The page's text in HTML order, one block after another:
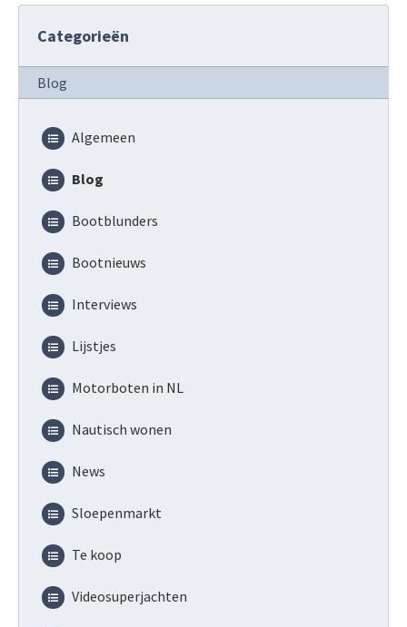
Categorieën
Blog
Algemeen
Blog
Bootblunders
Bootnieuws
Interviews
Lijstjes
Motorboten in NL
Nautisch wonen
News
Sloepenmarkt
Te koop
Videosuperjachten